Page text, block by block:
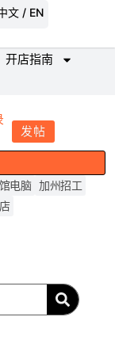
文 / EN
开店指南
发帖
电脑
加州招工